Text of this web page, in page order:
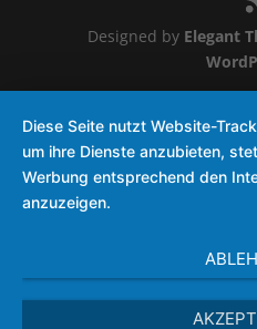
Designed by Elegant
Diese Seite nutzt Website-
um ihre Dienste anzubieten,
Werbung entsprechend den
anzuzeigen.